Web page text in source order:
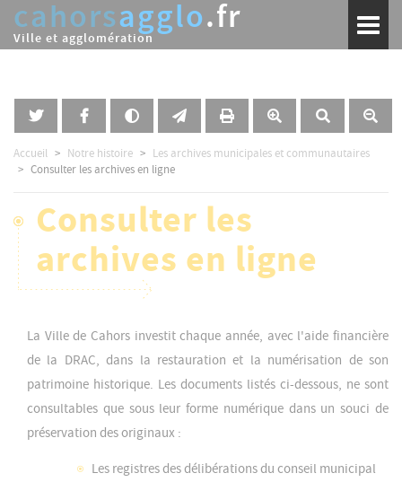
Aller
contenu
cahorsagglo.fr
Ville et agglomération
Accueil Notre histoire
Les archives municipales et communautaires
Consulter les archives en ligne
Consulter les
archives en ligne
La Ville de Cahors investit chaque année, avec l'aide financière
de la DRAC, dans la restauration et la numérisation de son
patrimoine historique. Les documents listés ci-dessous, ne sont
consultables que sous leur forme numérique dans un souci de
préservation des originaux :
Les registres des délibérations du conseil municipal